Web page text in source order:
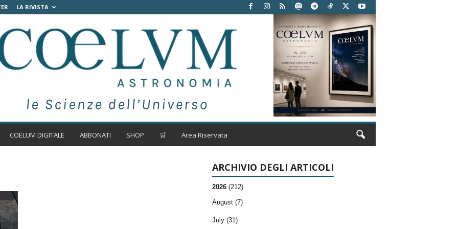
LA RIVISTA
COELUM DIGITALE ABBONATI SHOP 🛒 Area Riservata
ARCHIVIO DEGLI ARTICOLI
2026 (212)
August (7)
July (31)